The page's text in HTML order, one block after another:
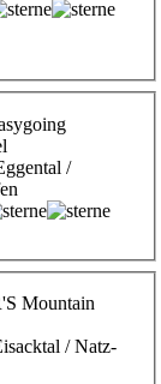
/
Mountain
/ Natz-